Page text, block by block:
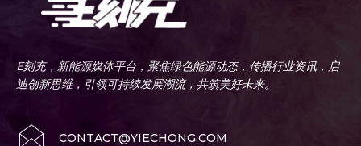
E刻充，新能源媒体平台，聚焦绿色能源动态，传播行业资讯，启
迪创新思维，引领可持续发展潮流，共筑美好未来。
CONTACT@YIECHONG.COM